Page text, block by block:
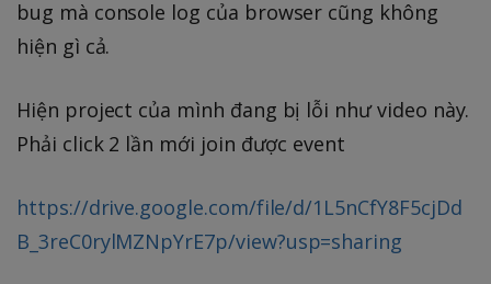
bug mà console log của browser cũng không
hiện gì cả.
Hiện project của mình đang bị lỗi như video này.
Phải click 2 lần mới join được event
https://drive.google.com/file/d/1L5nCfY8F5cjDd
B_3reC0rylMZNpYrE7p/view?usp=sharing